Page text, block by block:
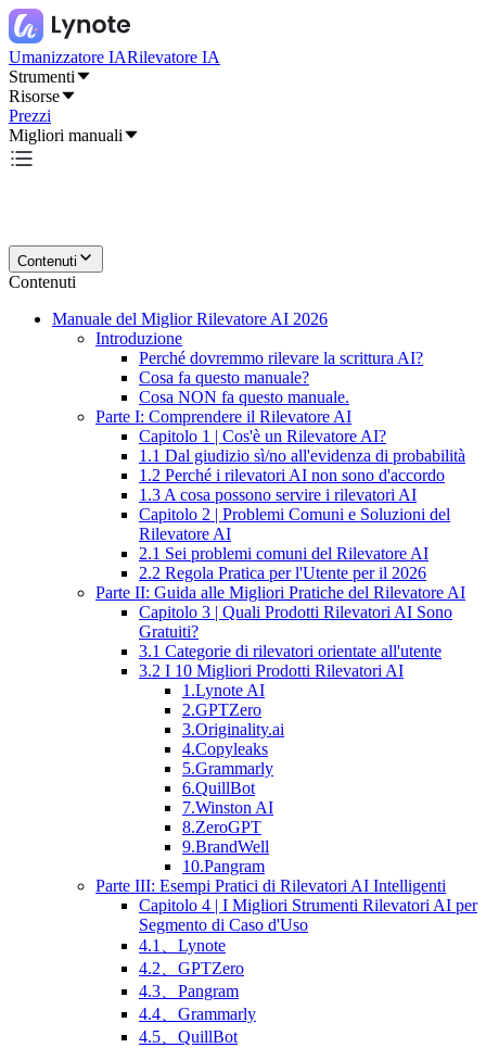
Umanizzatore IARilevatore IA
Strumenti
Risorse
Prezzi
Migliori manuali
Contenuti
Contenuti
Manuale del Miglior Rilevatore AI 2026
Introduzione
Perché dovremmo rilevare la scrittura AI?
Cosa fa questo manuale?
Cosa NON fa questo manuale.
Parte I: Comprendere il Rilevatore AI
Capitolo 1 | Cos'è un Rilevatore AI?
1.1 Dal giudizio sì/no all'evidenza di probabilità
1.2 Perché i rilevatori AI non sono d'accordo
1.3 A cosa possono servire i rilevatori AI
Capitolo 2 | Problemi Comuni e Soluzioni del
Rilevatore AI
2.1 Sei problemi comuni del Rilevatore AI
2.2 Regola Pratica per l'Utente per il 2026
Parte II: Guida alle Migliori Pratiche del Rilevatore AI
Capitolo 3 | Quali Prodotti Rilevatori AI Sono
Gratuiti?
3.1 Categorie di rilevatori orientate all'utente
3.2 I 10 Migliori Prodotti Rilevatori AI
1.Lynote AI
2.GPTZero
3.Originality.ai
4.Copyleaks
5.Grammarly
6.QuillBot
7.Winston AI
8.ZeroGPT
9.BrandWell
10.Pangram
Parte III: Esempi Pratici di Rilevatori AI Intelligenti
Capitolo 4 | I Migliori Strumenti Rilevatori AI per
Segmento di Caso d'Uso
4.1、Lynote
4.2、GPTZero
4.3、Pangram
4.4、Grammarly
4.5、QuillBot